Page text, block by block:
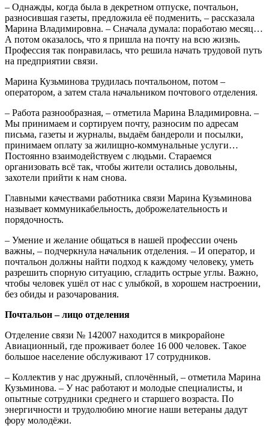
– Однажды, когда была в декретном отпуске, почтальон,
разносившая газеты, предложила её подменить, – рассказала
Марина Владимировна. – Сначала думала: поработаю месяц…
А потом оказалось, что я пришла на почту на всю жизнь.
Профессия так понравилась, что решила начать трудовой путь
на предприятии связи.
Марина Кузьминова трудилась почтальоном, потом –
оператором, а затем стала начальником почтового отделения.
– Работа разнообразная, – отметила Марина Владимировна. –
Мы принимаем и сортируем почту, разносим по адресам
письма, газеты и журналы, выдаём бандероли и посылки,
принимаем оплату за жилищно-коммунальные услуги…
Постоянно взаимодействуем с людьми. Стараемся
организовать всё так, чтобы жители остались довольны,
захотели прийти к нам снова.
Главными качествами работника связи Марина Кузьминова
называет коммуникабельность, доброжелательность и
порядочность.
– Умение и желание общаться в нашей профессии очень
важны, – подчеркнула начальник отделения. – И оператор, и
почтальон должны найти подход к каждому человеку, уметь
разрешить спорную ситуацию, сгладить острые углы. Важно,
чтобы человек ушёл от нас с улыбкой, в хорошем настроении,
без обиды и разочарования.
Почтальон – лицо отделения
Отделение связи № 142007 находится в микрорайоне
Авиационный, где проживает более 16 000 человек. Такое
большое население обслуживают 17 сотрудников.
– Коллектив у нас дружный, сплочённый, – отметила Марина
Кузьминова. – У нас работают и молодые специалисты, и
опытные сотрудники среднего и старшего возраста. По
энергичности и трудолюбию многие наши ветераны дадут
фору молодёжи.